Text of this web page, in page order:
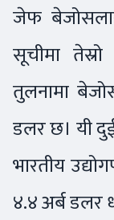
जेफ
सूचीमा
तुलनामा
डलर छ। यी
भारतीय
४.४ अर्ब डलर